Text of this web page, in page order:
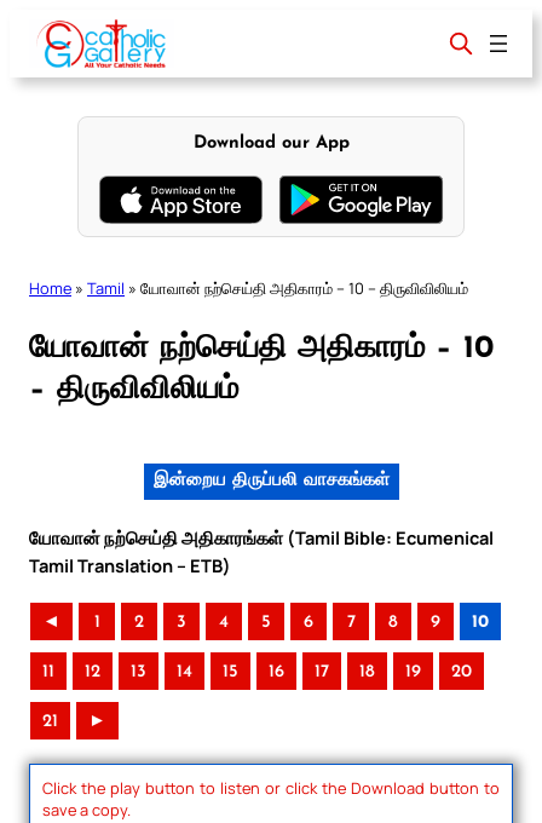
content
Download our App
Home » Tamil » யோவான் நற்செய்தி அதிகாரம் – 10 – திருவிவிலியம்
யோவான் நற்செய்தி அதிகாரம் – 10
– திருவிவிலியம்
இன்றைய திருப்பலி வாசகங்கள்
யோவான் நற்செய்தி அதிகாரங்கள் (Tamil Bible: Ecumenical
Tamil Translation – ETB)
◄ 1 2 3 4 5 6 7 8 9 10
11 12 13 14 15 16 17 18 19 20
21 ►
Click the play button to listen or click the Download button to
save a copy.